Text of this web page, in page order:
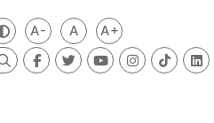
Zmień kontrast
A-Mniejsza czcionka
ADomyślna czcionka
A+Większa
Szukaj